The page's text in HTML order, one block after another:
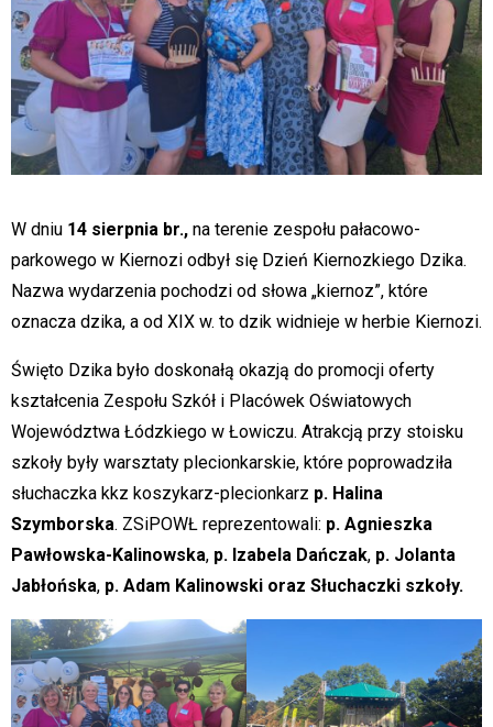
W dniu 14 sierpnia br., na terenie zespołu pałacowo-
parkowego w Kiernozi odbył się Dzień Kiernozkiego Dzika.
Nazwa wydarzenia pochodzi od słowa „kiernoz”, które
oznacza dzika, a od XIX w. to dzik widnieje w herbie Kiernozi.
Święto Dzika było doskonałą okazją do promocji oferty
kształcenia Zespołu Szkół i Placówek Oświatowych
Województwa Łódzkiego w Łowiczu. Atrakcją przy stoisku
szkoły były warsztaty plecionkarskie, które poprowadziła
słuchaczka kkz koszykarz-plecionkarz p. Halina
Szymborska. ZSiPOWŁ reprezentowali: p. Agnieszka
Pawłowska-Kalinowska, p. Izabela Dańczak, p. Jolanta
Jabłońska, p. Adam Kalinowski oraz Słuchaczki szkoły.